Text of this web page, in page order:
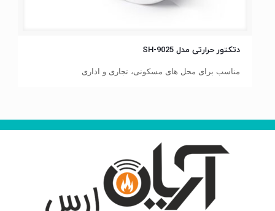
جهت مشاهده مشخصات فنی روی تصویر کلیک کنید
دتکتور حرارتی مدل SH-9025
مناسب برای محل های مسکونی، تجاری و اداری